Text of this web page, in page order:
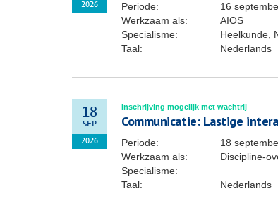
2026 Periode: 16
Werkzaam als:
AIOS
Specialisme:
Heelkunde,
Taal:
Nederlands
18
SEP
2026
Inschrijving mogelijk met wachtrij
Communicatie: Lastige
Periode:
18
Werkzaam als:
Discipline-
Specialisme:
Taal:
Nederlands